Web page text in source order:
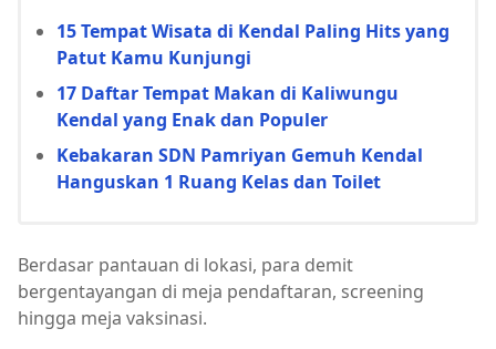
15 Tempat Wisata di Kendal Paling Hits yang
Patut Kamu Kunjungi
17 Daftar Tempat Makan di Kaliwungu
Kendal yang Enak dan Populer
Kebakaran SDN Pamriyan Gemuh Kendal
Hanguskan 1 Ruang Kelas dan Toilet
Berdasar pantauan di lokasi, para demit
bergentayangan di meja pendaftaran, screening
hingga meja vaksinasi.